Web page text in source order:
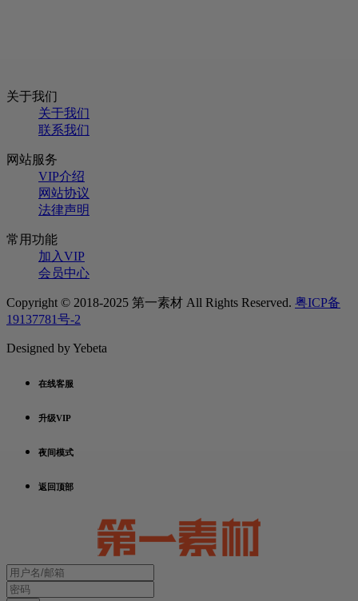
关于我们
关于我们
联系我们
网站服务
VIP介绍
网站协议
法律声明
常用功能
加入VIP
会员中心
Copyright © 2018-2025 第一素材 All Rights Reserved. 粤ICP备
19137781号-2
Designed by Yebeta
在线客服
升级VIP
夜间模式
返回顶部